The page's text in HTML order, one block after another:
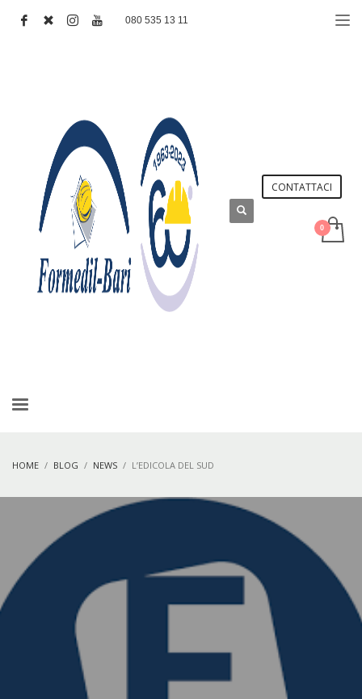
080 535 13 11
CONTATTACI
HOME BLOG NEWS L’EDICOLA DEL SUD